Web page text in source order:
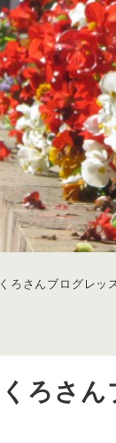
さんブログレッ
ろさ